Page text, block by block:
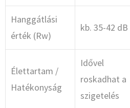
Hanggátlási
érték (Rw)
kb. 35-42 dB
Élettartam /
Hatékonyság
Idővel
roskadhat a
szigetelés